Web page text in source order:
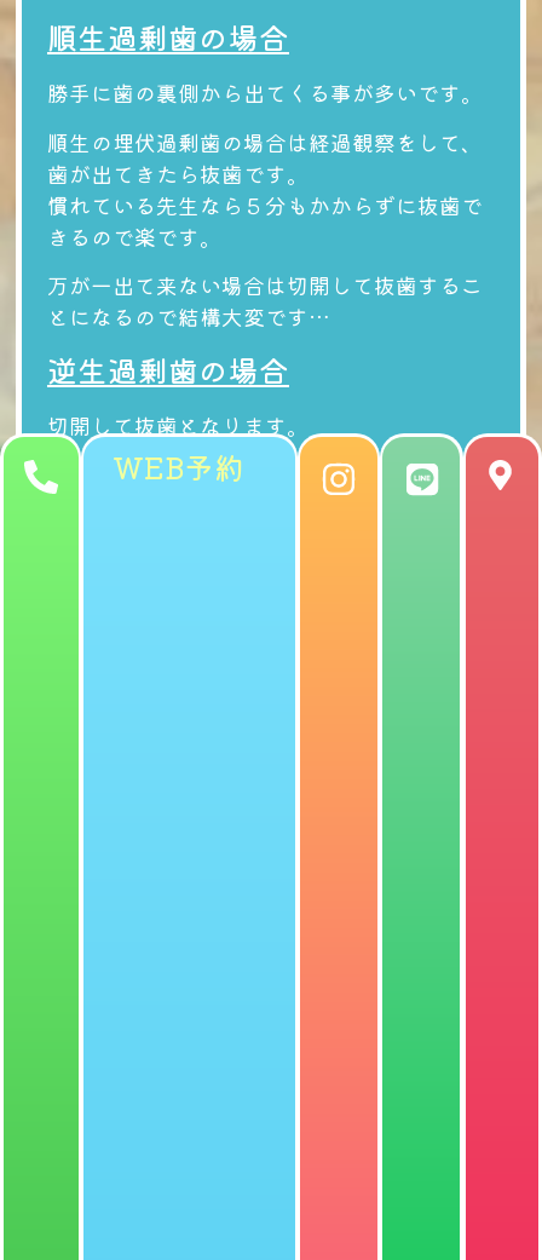
順生過剰歯の場合
勝手に歯の裏側から出てくる事が多いです。
順生の埋伏過剰歯の場合は経過観察をして、
歯が出てきたら抜歯です。
慣れている先生なら ５分もかからずに抜歯で
きるので楽です。
万が一出て来ない場合は切開して抜歯するこ
とになるので結構大変です…
逆生過剰歯の場合
切開して抜歯となります。
よく、どのくらい大変ですか？と質問されま
WEB予約